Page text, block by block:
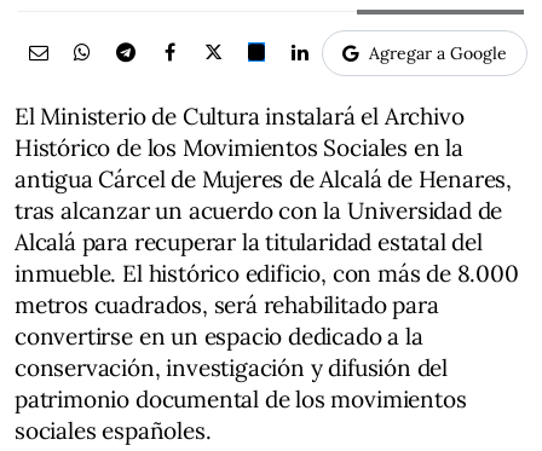
Agregar a Google
El Ministerio de Cultura instalará el Archivo
Histórico de los Movimientos Sociales en la
antigua Cárcel de Mujeres de Alcalá de Henares,
tras alcanzar un acuerdo con la Universidad de
Alcalá para recuperar la titularidad estatal del
inmueble. El histórico edificio, con más de 8.000
metros cuadrados, será rehabilitado para
convertirse en un espacio dedicado a la
conservación, investigación y difusión del
patrimonio documental de los movimientos
sociales españoles.